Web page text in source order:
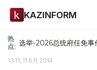
KAZINFORM
热
点: 选举-2026总统府任免事
13:11, 11 6月 2014